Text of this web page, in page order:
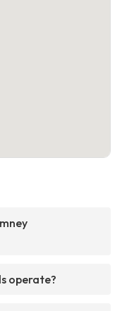
operate?